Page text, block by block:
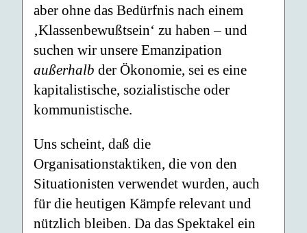
aber ohne das Bedürfnis nach einem
‚Klassenbewußtsein‘ zu haben – und
suchen wir unsere Emanzipation
außerhalb der Ökonomie, sei es eine
kapitalistische, sozialistische oder
kommunistische.
Uns scheint, daß die
Organisationstaktiken, die von den
Situationisten verwendet wurden, auch
für die heutigen Kämpfe relevant und
nützlich bleiben. Da das Spektakel ein